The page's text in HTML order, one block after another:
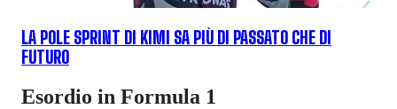
LA POLE SPRINT DI KIMI SA PIÙ DI PASSATO CHE DI
FUTURO
Esordio in Formula 1